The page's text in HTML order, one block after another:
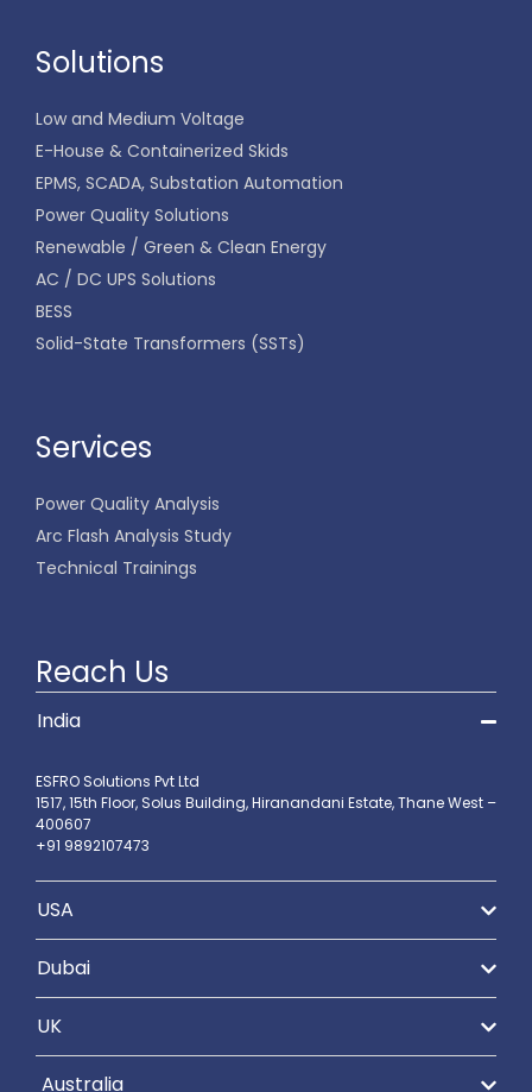
Solutions
Low and Medium Voltage
E-House & Containerized Skids
EPMS, SCADA, Substation Automation
Power Quality Solutions
Renewable / Green & Clean Energy
AC / DC UPS Solutions
BESS
Solid-State Transformers (SSTs)
Services
Power Quality Analysis
Arc Flash Analysis Study
Technical Trainings
Reach Us
India
ESFRO Solutions Pvt Ltd
1517, 15th Floor, Solus Building, Hiranandani Estate, Thane West –
400607
+91 9892107473
USA
Dubai
UK
Australia